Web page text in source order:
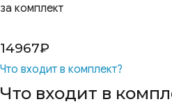
за комплект
14967₽
Что входит в комплект?
Что входит в